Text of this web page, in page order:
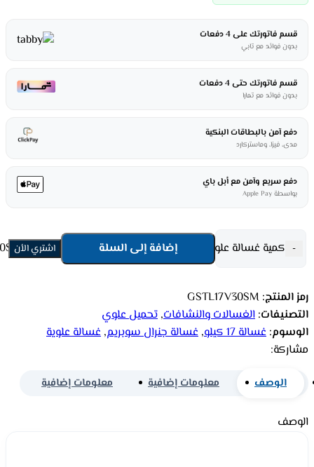
قسم فاتورتك على 4 دفعات
بدون فوائد مع تابي
قسم فاتورتك حتى 4 دفعات
بدون فوائد مع تمارا
دفع آمن بالبطاقات البنكية
مدى، فيزا، وماستركارد
دفع سريع وآمن مع أبل باي
بواسطة Apple Pay
- كمية غسالة علوية جنرال سوبريم 17 كيلو – 8 برامج – فضي GSTL17V30SMإضافة إلى السلة اشتري الأن
رمز المنتج: GSTL17V30SM
التصنيفات: الغسالات والنشافات, تحميل علوي
الوسوم: غسالة 17 كيلو , غسالة جنرال سوبريم, غسالة علوية
مشاركة:
الوصف معلومات إضافية معلومات إضافية
الوصف